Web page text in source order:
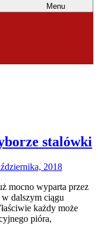
Menu
stalówki
2018
mocno wyparta przez
dalszym ciągu
każdy może
pióra,